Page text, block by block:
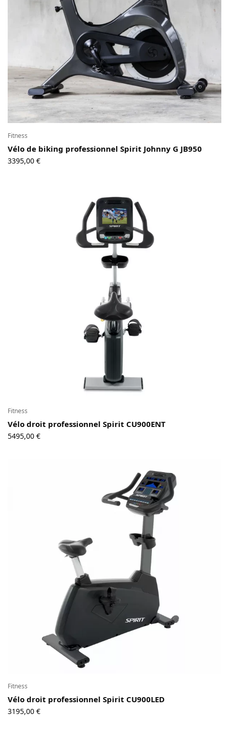
Fitness
Vélo de biking professionnel Spirit Johnny G JB950
3395,00 €
Fitness
Vélo droit professionnel Spirit CU900ENT
5495,00 €
Fitness
Vélo droit professionnel Spirit CU900LED
3195,00 €